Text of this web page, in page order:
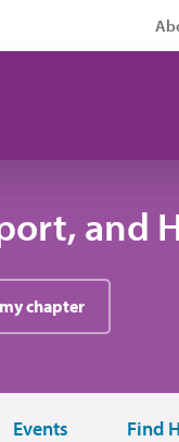
and
chapter
Events Find